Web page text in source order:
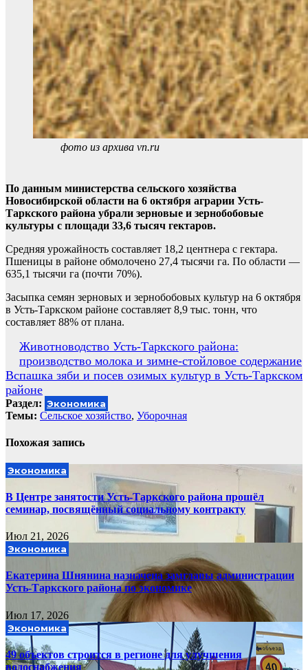
фото из архива vn.ru
По данным министерства сельского хозяйства
Новосибирской области на 6 октября аграрии Усть-
Таркского района убрали зерновые и зернобобовые
культуры с площади 33,6 тысяч гектаров.
Средняя урожайность составляет 18,2 центнера с гектара.
Пшеницы в районе обмолочено 27,4 тысячи га. По области —
635,1 тысячи га (почти 70%).
Засыпка семян зерновых и зернобобовых культур на 6 октября
в Усть-Таркском районе составляет 8,9 тыс. тонн, что
составляет 88% от плана.
Навигация
по
записям
Животноводство Усть-Таркского района:
производство молока и зимне-стойловое содержание
Вспашка зяби и посев озимых культур в Усть-Таркском
районе
Раздел: Экономика
Темы: Сельское хозяйство, Уборочная
Похожая запись
Экономика
В Центре занятости Усть-Таркского района прошёл
семинар, посвящённый социальному контракту
Июл 21, 2026
Экономика
Екатерина Шнянина назначена замглавы администрации
Усть-Таркского района по экономике
Июл 17, 2026
Экономика
49 объектов строится в регионе для улучшения
водоснабжения